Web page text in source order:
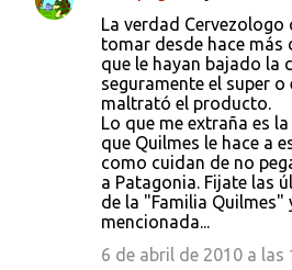
La verdad Cervezologo
tomar desde hace más
que le hayan bajado la
seguramente el super
maltrató el producto.
Lo que me extraña es
que Quilmes le hace a
como cuidan de no
a Patagonia. Fijate las
de la "Familia Quilmes"
mencionada...
6 de abril de 2010 a las